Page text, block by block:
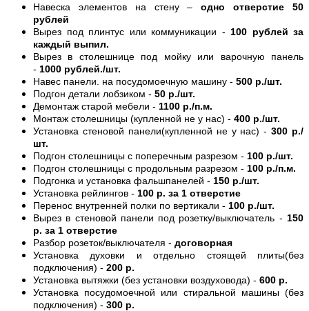
Навеска элементов на стену –одно отверстие 50
рублей
Вырез под плинтус или коммуникации - 100 рублей за
каждый выпил.
Вырез в столешнице под мойку или варочную панель
- 1000 рублей./шт.
Навес панели. на посудомоечную машину - 500 р./шт.
Подгон детали лобзиком - 50 р./шт.
Демонтаж старой мебели - 1100 р./п.м.
Монтаж столешницы (купленной не у нас) - 400 р./шт.
Установка стеновой панели(купленной не у нас) -300 р./
шт.
Подгон столешницы с поперечным разрезом - 100 р./шт.
Подгон столешницы с продольным разрезом - 100 р./п.м.
Подгонка и установка фальшпанелей - 150 р./шт.
Установка рейлингов - 100 р. за 1 отверстие
Перенос внутренней полки по вертикали - 100 р./шт.
Вырез в стеновой панели под розетку/выключатель - 150
р. за 1 отверстие
Разбор розеток/выключателя - договорная
Установка духовки и отдельно стоящей плиты(без
подключения) - 200 р.
Установка вытяжки (без установки воздуховода) - 600 р.
Установка посудомоечной или стиральной машины (без
подключения) - 300 р.